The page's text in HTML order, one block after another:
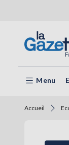
Menu
Accueil